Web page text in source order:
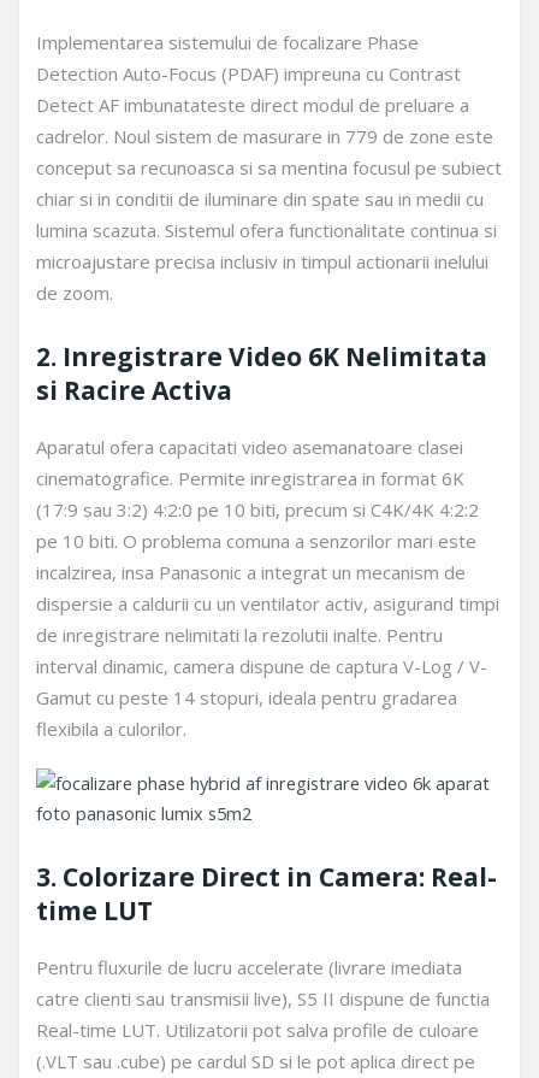
Implementarea sistemului de focalizare Phase
Detection Auto-Focus (PDAF) impreuna cu Contrast
Detect AF imbunatateste direct modul de preluare a
cadrelor. Noul sistem de masurare in 779 de zone este
conceput sa recunoasca si sa mentina focusul pe subiect
chiar si in conditii de iluminare din spate sau in medii cu
lumina scazuta. Sistemul ofera functionalitate continua si
microajustare precisa inclusiv in timpul actionarii inelului
de zoom.
2. Inregistrare Video 6K Nelimitata
si Racire Activa
Aparatul ofera capacitati video asemanatoare clasei
cinematografice. Permite inregistrarea in format 6K
(17:9 sau 3:2) 4:2:0 pe 10 biti, precum si C4K/4K 4:2:2
pe 10 biti. O problema comuna a senzorilor mari este
incalzirea, insa Panasonic a integrat un mecanism de
dispersie a caldurii cu un ventilator activ, asigurand timpi
de inregistrare nelimitati la rezolutii inalte. Pentru
interval dinamic, camera dispune de captura V-Log / V-
Gamut cu peste 14 stopuri, ideala pentru gradarea
flexibila a culorilor.
3. Colorizare Direct in Camera: Real-
time LUT
Pentru fluxurile de lucru accelerate (livrare imediata
catre clienti sau transmisii live), S5 II dispune de functia
Real-time LUT. Utilizatorii pot salva profile de culoare
(.VLT sau .cube) pe cardul SD si le pot aplica direct pe